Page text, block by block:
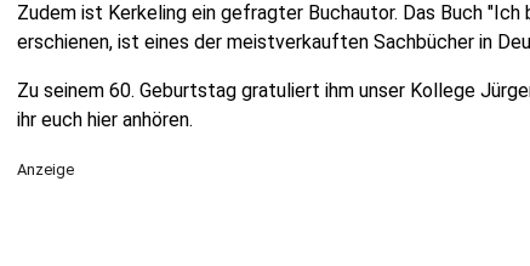
Zudem ist Kerkeling ein gefragter Buchautor. Das Buch "Ich
erschienen, ist eines der meistverkauften Sachbücher in
Zu seinem 60. Geburtstag gratuliert ihm unser Kollege
ihr euch hier anhören.
Anzeige